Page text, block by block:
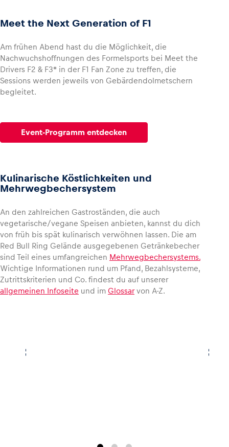
Meet the Next Generation of F1
Am frühen Abend hast du die Möglichkeit, die
Nachwuchshoffnungen des Formelsports bei Meet the
Drivers F2 & F3* in der F1 Fan Zone zu treffen, die
Sessions werden jeweils von Gebärdendolmetschern
begleitet.
Event-Programm entdecken
Kulinarische Köstlichkeiten und
Mehrwegbechersystem
An den zahlreichen Gastroständen, die auch
vegetarische/vegane Speisen anbieten, kannst du dich
von früh bis spät kulinarisch verwöhnen lassen. Die am
Red Bull Ring Gelände ausgegebenen Getränkebecher
sind Teil eines umfangreichen Mehrwegbechersystems.
Wichtige Informationen rund um Pfand, Bezahlsysteme,
Zutrittskriterien und Co. findest du auf unserer
allgemeinen Infoseite und im Glossarvon A-Z.